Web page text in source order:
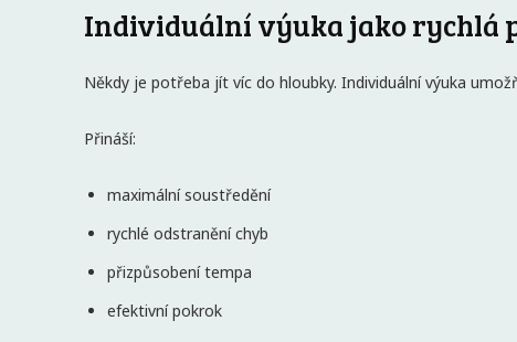
Individuální výuka jako rychlá
Někdy je potřeba jít víc do hloubky. Individuální výuka
Přináší:
maximální soustředění
rychlé odstranění chyb
přizpůsobení tempa
efektivní pokrok